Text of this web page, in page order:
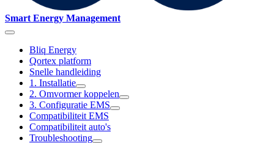
Smart Energy Management
Bliq Energy
Qortex platform
Snelle handleiding
1. Installatie
2. Omvormer koppelen
3. Configuratie EMS
Compatibiliteit EMS
Compatibiliteit auto's
Troubleshooting